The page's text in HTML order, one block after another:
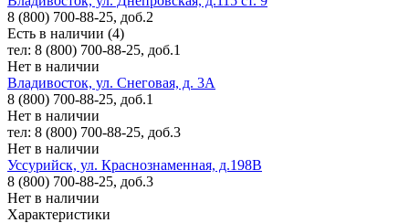
8 (800) 700-88-25, доб.2
Есть в наличии (4)
тел: 8 (800) 700-88-25, доб.1
Нет в наличии
Владивосток, ул. Снеговая, д. 3А
8 (800) 700-88-25, доб.1
Нет в наличии
тел: 8 (800) 700-88-25, доб.3
Нет в наличии
Уссурийск, ул. Краснознаменная, д.198В
8 (800) 700-88-25, доб.3
Нет в наличии
Характеристики